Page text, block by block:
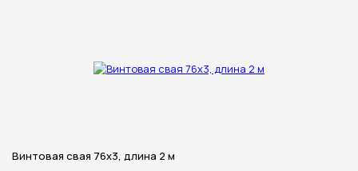
Винтовая свая 76х3, длина 2 м